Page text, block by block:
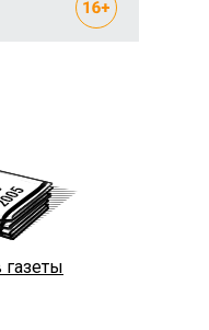
газеты